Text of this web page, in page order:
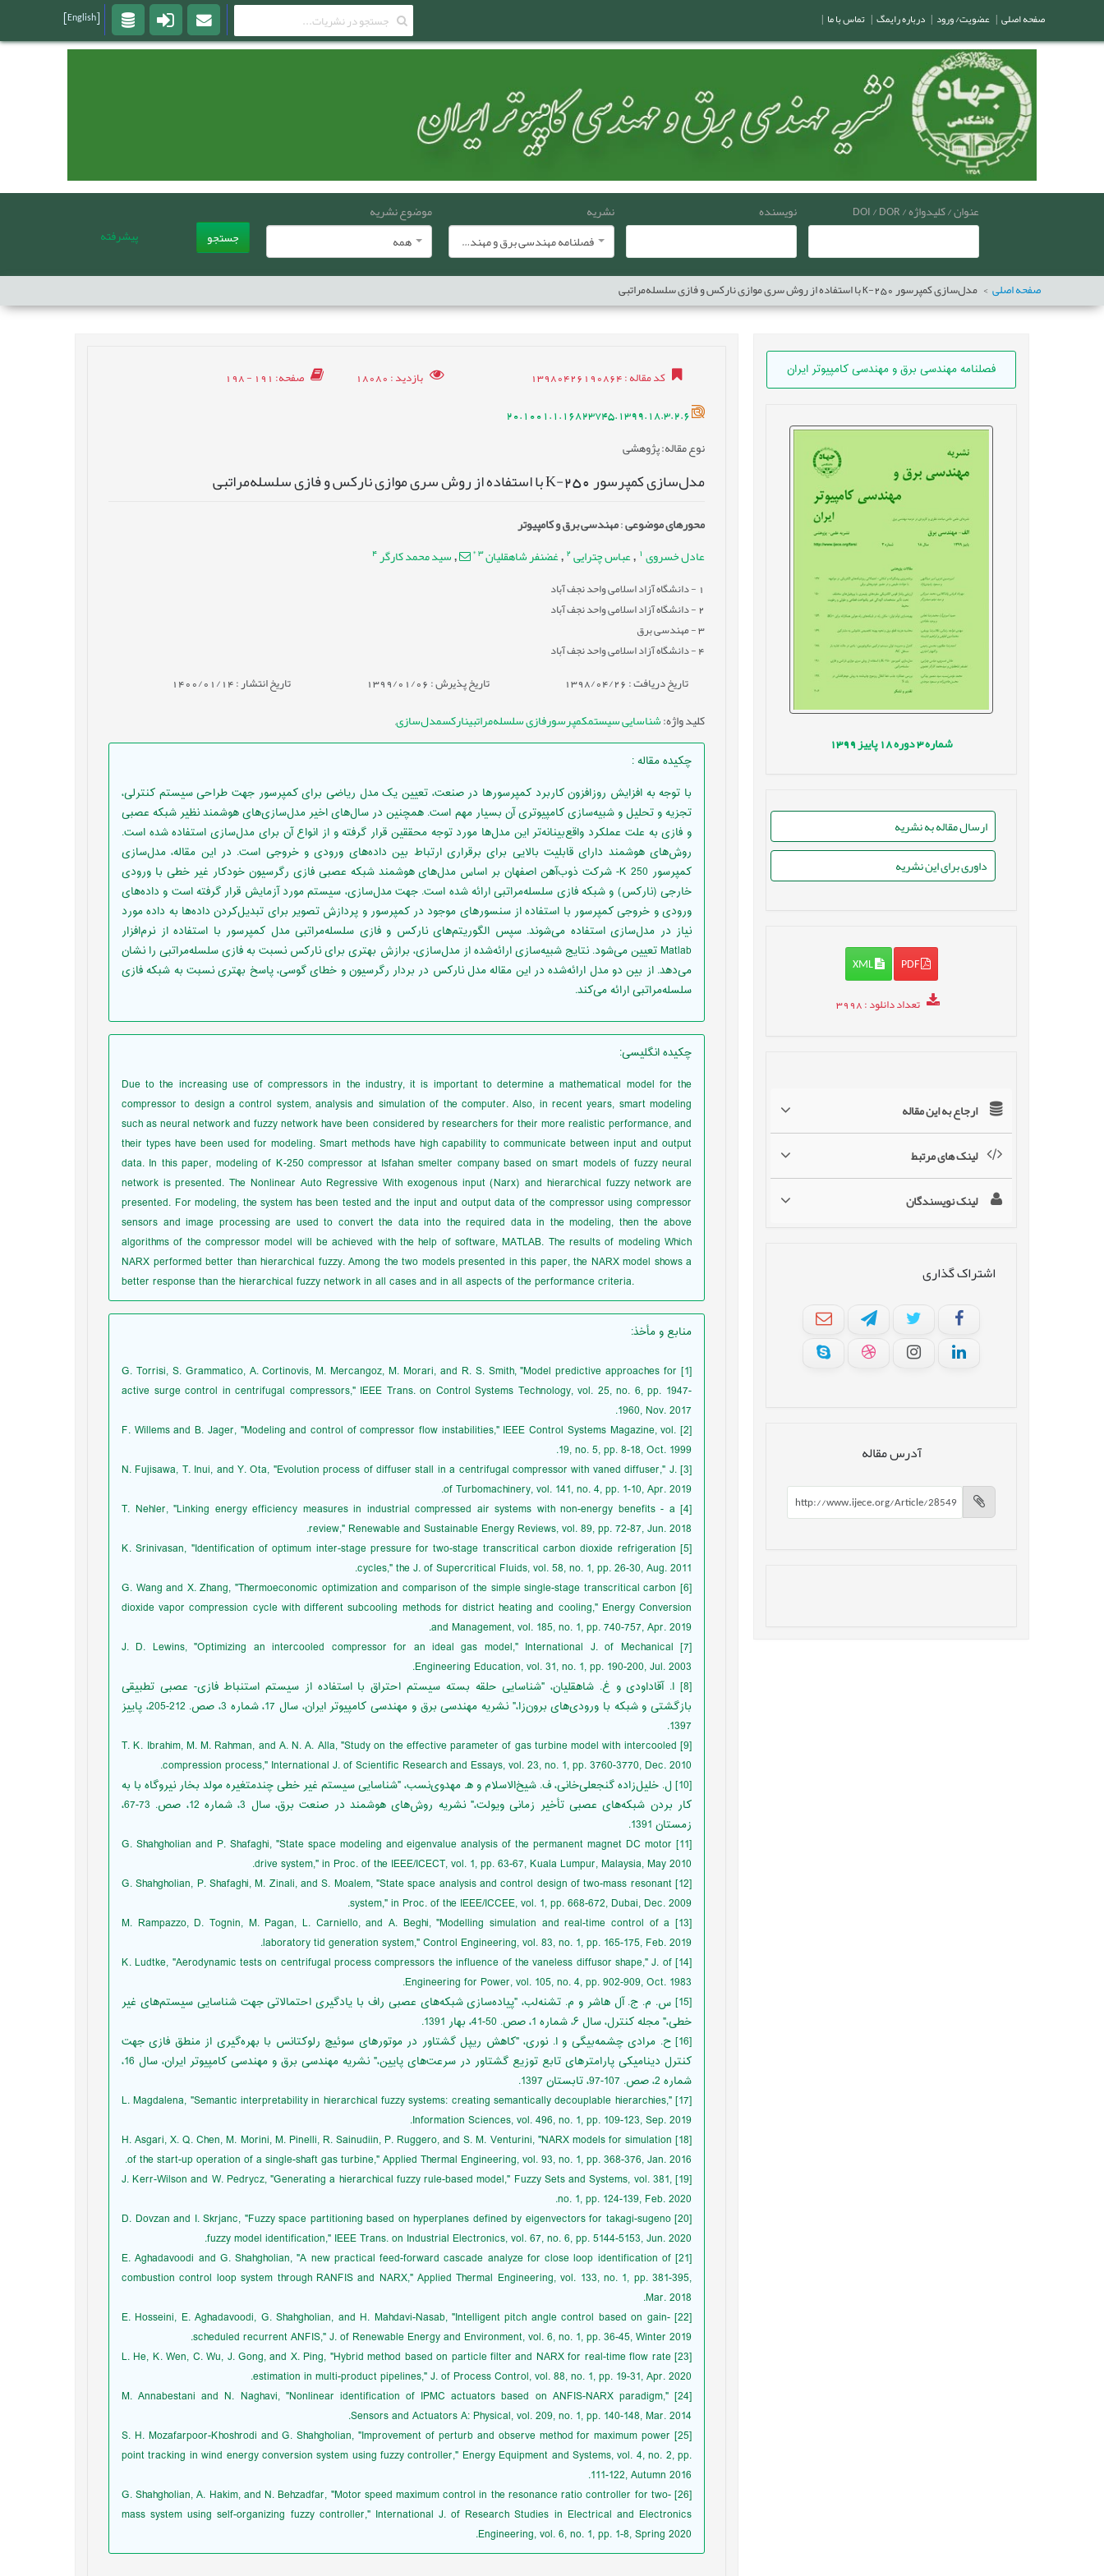
عنوان / کلیدواژه / DOI / DOR نویسنده
نشریه
فصلنامه مهندسی برق و مهندسی کامپيوتر ايران
موضوع نشریه
همه
جستجو پیشرفته
صفحه اصلی مدل‌سازی کمپرسور 250-K با استفاده از روش سری موازی نارکس و فازی سلسله‌مراتبی
فصلنامه مهندسی برق و مهندسی کامپيوتر ايران
شماره3 دوره پاییز1399
ارسال مقاله به نشریه
داوری برای این نشریه
PDF
XML
تعداد دانلود: 3998
ارجاع به این مقاله
لینک های مرتبط
لینک نویسندگان
اشتراک گذاری
آدرس مقاله
کد مقاله: 13980426190864 بازدید: 18080 صفحه: 191 - 198
20.1001.1.16823745.1399.18.3.2.6
نوع مقاله: پژوهشی
مدل‌سازی کمپرسور 250-K با استفاده از روش سری موازی نارکس و فازی سلسله‌مراتبی
محورهای موضوعی:مهندسی برق و کامپیوتر
عادل خسروی 1
,عباس چترایی2
,غضنفر شاهقلیان3
*
,سید محمد کارگر4
1 - دانشگاه آزاد اسلامی واحد نجف آباد
2- دانشگاه آزاد اسلامی واحد نجف آباد
3- مهندسی برق
4- دانشگاه آزاد اسلامی واحد نجف آباد
تاریخ دریافت : 1398/04/26 تاریخ پذیرش : 1399/01/06 تاریخ انتشار : 1400/01/14
کلید واژه:شناسایی سیستمکمپرسورفازی سلسله‌مراتبینارکسمدل‌سازی,
چکیده مقاله:
با توجه به افزایش روزافزون کاربرد کمپرسورها در صنعت، تعیین یک مدل ریاضی برای کمپرسور جهت طراحی سیستم کنترلی،
تجزیه ‌و تحلیل و شبیه‌سازی کامپیوتری آن بسیار مهم است. همچنین در سال‌های اخیر مدل‌سازی‌های هوشمند نظیر شبکه عصبی
و فازی به علت عملکرد واقع‌بینانه‌تر این مدل‌ها مورد توجه محققین قرار گرفته و از انواع آن برای مدل‌سازی استفاده ‌شده است.
روش‌های هوشمند دارای قابلیت بالایی برای برقراری ارتباط بین داده‌های ورودی و خروجی است. در این مقاله، مدل‌سازی
کمپرسور 250 K- شرکت ذوب‌آهن اصفهان بر اساس مدل‌های هوشمند شبکه عصبی فازی رگرسیون خودکار غیر خطی با ورودی
خارجی (نارکس) و شبکه فازی سلسله‌مراتبی ارائه ‌شده است. جهت مدل‌سازی، سیستم مورد آزمایش قرار گرفته است و داده‌های
ورودی و خروجی کمپرسور با استفاده از سنسورهای موجود در کمپرسور و پردازش تصویر برای تبدیل‌کردن داده‌ها به داده مورد
نیاز در مدل‌سازی استفاده می‌شوند. سپس الگوریتم‌های نارکس و فازی سلسله‌مراتبی مدل کمپرسور با استفاده از نرم‌افزار
Matlab تعیین می‌شود. نتایج شبیه‌سازی ارائه‌شده از مدل‌سازی، برازش بهتری برای نارکس نسبت به فازی سلسله‌مراتبی را نشان
می‌دهد. از بین دو مدل ارائه‌‌شده در این مقاله مدل نارکس در بردار رگرسیون و خطای گوسی، پاسخ بهتری نسبت به شبکه فازی
سلسله‌مراتبی ارائه می‌کند.
چکیده انگلیسی:
Due to the increasing use of compressors in the industry, it is important to determine a mathematical model for the
compressor to design a control system, analysis and simulation of the computer. Also, in recent years, smart modeling
such as neural network and fuzzy network have been considered by researchers for their more realistic performance, and
their types have been used for modeling. Smart methods have high capability to communicate between input and output
data. In this paper, modeling of K-250 compressor at Isfahan smelter company based on smart models of fuzzy neural
network is presented. The Nonlinear Auto Regressive With exogenous input (Narx) and hierarchical fuzzy network are
presented. For modeling, the system has been tested and the input and output data of the compressor using compressor
sensors and image processing are used to convert the data into the required data in the modeling, then the above
algorithms of the compressor model will be achieved with the help of software, MATLAB. The results of modeling Which
NARX performed better than hierarchical fuzzy. Among the two models presented in this paper, the NARX model shows a
better response than the hierarchical fuzzy network in all cases and in all aspects of the performance criteria.
منابع و مأخذ:
[1] G. Torrisi, S. Grammatico, A. Cortinovis, M. Mercangoz, M. Morari, and R. S. Smith, "Model predictive approaches for
active surge control in centrifugal compressors," IEEE Trans. on Control Systems Technology, vol. 25, no. 6, pp. 1947-
1960, Nov. 2017.
[2] F. Willems and B. Jager, "Modeling and control of compressor flow instabilities," IEEE Control Systems Magazine, vol.
19, no. 5, pp. 8-18, Oct. 1999.
[3] N. Fujisawa, T. Inui, and Y. Ota, "Evolution process of diffuser stall in a centrifugal compressor with vaned diffuser," J.
of Turbomachinery, vol. 141, no. 4, pp. 1-10, Apr. 2019.
[4] T. Nehler, "Linking energy efficiency measures in industrial compressed air systems with non-energy benefits - a
review," Renewable and Sustainable Energy Reviews, vol. 89, pp. 72-87, Jun. 2018.
[5] K. Srinivasan, "Identification of optimum inter-stage pressure for two-stage transcritical carbon dioxide refrigeration
cycles," the J. of Supercritical Fluids, vol. 58, no. 1, pp. 26-30, Aug. 2011.
[6] G. Wang and X. Zhang, "Thermoeconomic optimization and comparison of the simple single-stage transcritical carbon
dioxide vapor compression cycle with different subcooling methods for district heating and cooling," Energy Conversion
and Management, vol. 185, no. 1, pp. 740-757, Apr. 2019.
[7] J. D. Lewins, "Optimizing an intercooled compressor for an ideal gas model," International J. of Mechanical
Engineering Education, vol. 31, no. 1, pp. 190-200, Jul. 2003.
[8] ا. آقاداودی و غ. شاهقلیان، "شناسایی حلقه بسته سیستم احتراق با استفاده از سیستم استنباط فازی- عصبی تطبیقی
بازگشتی و شبکه با ورودی‌های برون‌زا،" نشریه مهندسی برق و مهندسی کامپیوتر ایران، سال 17، شماره 3، صص. 212-205، پاییز
1397.
[9] T. K. Ibrahim, M. M. Rahman, and A. N. A. Alla, "Study on the effective parameter of gas turbine model with intercooled
compression process," International J. of Scientific Research and Essays, vol. 23, no. 1, pp. 3760-3770, Dec. 2010.
[10] ل. خلیل‌زاده گنجعلی‌خانی، ف. شیخ‌الاسلام و ﻫ. مهدوی‌نسب، "شناسایی سیستم غیر خطی چندمتغیره مولد بخار نیروگاه با به
کار بردن شبکه‌های عصبی تأخیر زمانی ویولت،" نشریه روش‌های هوشمند در صنعت برق، سال 3، شماره 12، صص. 73-67،
زمستان 1391.
[11] G. Shahgholian and P. Shafaghi, "State space modeling and eigenvalue analysis of the permanent magnet DC motor
drive system," in Proc. of the IEEE/ICECT, vol. 1, pp. 63-67, Kuala Lumpur, Malaysia, May 2010.
[12] G. Shahgholian, P. Shafaghi, M. Zinali, and S. Moalem, "State space analysis and control design of two-mass resonant
system," in Proc. of the IEEE/ICCEE, vol. 1, pp. 668-672, Dubai, Dec. 2009.
[13] M. Rampazzo, D. Tognin, M. Pagan, L. Carniello, and A. Beghi, "Modelling simulation and real-time control of a
laboratory tid generation system," Control Engineering, vol. 83, no. 1, pp. 165-175, Feb. 2019.
[14] K. Ludtke, "Aerodynamic tests on centrifugal process compressors the influence of the vaneless diffusor shape," J. of
Engineering for Power, vol. 105, no. 4, pp. 902-909, Oct. 1983.
[15] س. م. ج. آل هاشر و م. تشنه‌لب، "پیاده‌سازی شبکه‌های عصبی راف با یادگیری احتمالاتی جهت شناسایی سیستم‌های غیر
خطی،" مجله کنترل، سال ۶، شماره 1، صص. 50-41، بهار 1391.
[16] ح. مرادی چشمه‌بیگی و ا. نوری، "کاهش ریپل گشتاور در موتورهای سوئیچ رلوکتانس با بهره‌گیری از منطق فازی جهت
کنترل دینامیکی پارامترهای تابع توزیع گشتاور در سرعت‌های پایین،" نشریه مهندسی برق و مهندسی کامپیوتر ایران، سال 16،
شماره 2، صص. 107-97، تابستان 1397.
[17] L. Magdalena, "Semantic interpretability in hierarchical fuzzy systems: creating semantically decouplable hierarchies,"
Information Sciences, vol. 496, no. 1, pp. 109-123, Sep. 2019.
[18] H. Asgari, X. Q. Chen, M. Morini, M. Pinelli, R. Sainudiin, P. Ruggero, and S. M. Venturini, "NARX models for simulation
of the start-up operation of a single-shaft gas turbine," Applied Thermal Engineering, vol. 93, no. 1, pp. 368-376, Jan. 2016.
[19] J. Kerr-Wilson and W. Pedrycz, "Generating a hierarchical fuzzy rule-based model," Fuzzy Sets and Systems, vol. 381,
no. 1, pp. 124-139, Feb. 2020.
[20] D. Dovzan and I. Skrjanc, "Fuzzy space partitioning based on hyperplanes defined by eigenvectors for takagi-sugeno
fuzzy model identification," IEEE Trans. on Industrial Electronics, vol. 67, no. 6, pp. 5144-5153, Jun. 2020.
[21] E. Aghadavoodi and G. Shahgholian, "A new practical feed-forward cascade analyze for close loop identification of
combustion control loop system through RANFIS and NARX," Applied Thermal Engineering, vol. 133, no. 1, pp. 381-395,
Mar. 2018.
[22] E. Hosseini, E. Aghadavoodi, G. Shahgholian, and H. Mahdavi-Nasab, "Intelligent pitch angle control based on gain-
scheduled recurrent ANFIS," J. of Renewable Energy and Environment, vol. 6, no. 1, pp. 36-45, Winter 2019.
[23] L. He, K. Wen, C. Wu, J. Gong, and X. Ping, "Hybrid method based on particle filter and NARX for real-time flow rate
estimation in multi-product pipelines," J. of Process Control, vol. 88, no. 1, pp. 19-31, Apr. 2020.
[24] M. Annabestani and N. Naghavi, "Nonlinear identification of IPMC actuators based on ANFIS-NARX paradigm,"
Sensors and Actuators A: Physical, vol. 209, no. 1, pp. 140-148, Mar. 2014.
[25] S. H. Mozafarpoor-Khoshrodi and G. Shahgholian, "Improvement of perturb and observe method for maximum power
point tracking in wind energy conversion system using fuzzy controller," Energy Equipment and Systems, vol. 4, no. 2, pp.
111-122, Autumn 2016.
[26] G. Shahgholian, A. Hakim, and N. Behzadfar, "Motor speed maximum control in the resonance ratio controller for two-
mass system using self-organizing fuzzy controller," International J. of Research Studies in Electrical and Electronics
Engineering, vol. 6, no. 1, pp. 1-8, Spring 2020.
صفحه اصلی | عضویت/ ورود | درباره رایمگ | تماس با ما |
[English]